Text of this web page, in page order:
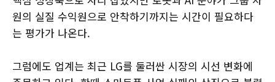
원의 실질 수익원으로 안착하기까지는 시간이 필요하다
는 평가가 나온다.
그럼에도 업계는 최근 LG를 둘러싼 시장의 시선 변화에